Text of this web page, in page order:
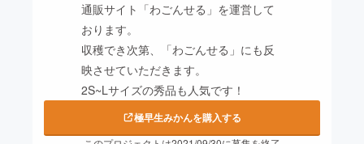
ビジネス・起業
まちづくり・地域活性化
CAMPFIRE for Social GoodCAMPFIRE Creation
通販サイト「わごんせる」を運営して
おります。
収穫でき次第、「わごんせる」にも反
映させていただきます。
2S~Lサイズの秀品も人気です！
極早生みかんを購入する